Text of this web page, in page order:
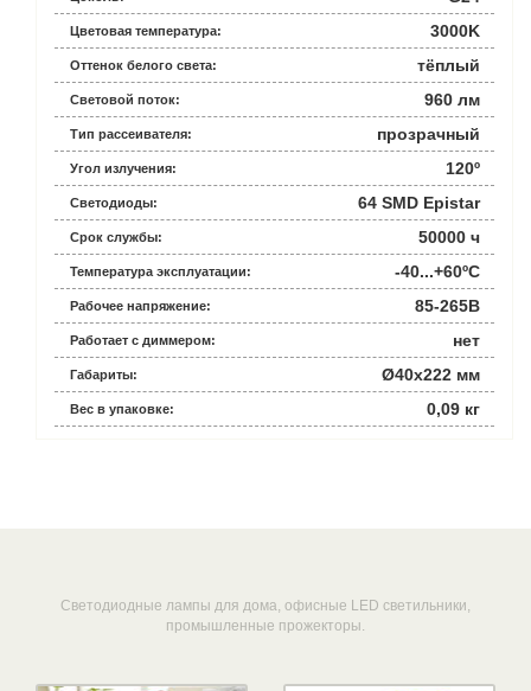
Цветовая температура: 3000K
Оттенок белого света: тёплый
Световой поток: 960 лм
Тип рассеивателя: прозрачный
Угол излучения: 120º
Светодиоды: 64 SMD Epistar
Срок службы: 50000 ч
Температура эксплуатации: -40...+60ºС
Рабочее напряжение: 85-265В
Работает с диммером: нет
Габариты: Ø40x222 мм
Вес в упаковке: 0,09 кг
Светодиодные лампы для дома, офисные LED светильники,
промышленные прожекторы.